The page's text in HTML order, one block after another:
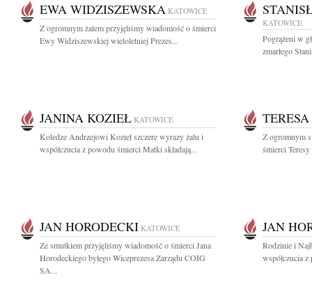
EWA WIDZISZEWSKA KATOWICE
Z ogromnym żalem przyjęliśmy wiadomość o śmierci
Ewy Widziszewskiej wieloletniej Prezes...
KATOWICE
Pogrążeni w
zmarłego
JANINA KOZIEŁ KATOWICE
Koledze Andrzejowi Kozieł szczere wyrazy żalu i
współczucia z powodu śmierci Matki składają...
Z ogromnym
śmierci
JAN HORODECKI KATOWICE
Ze smutkiem przyjęliśmy wiadomość o śmierci Jana
Horodeckiego byłego Wiceprezesa Zarządu COIG
SA...
JAN
Rodzinie i
współczucia